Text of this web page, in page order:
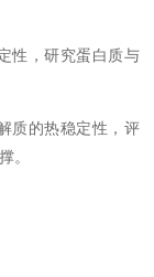
性，研究蛋白质与
质的热稳定性，评
。